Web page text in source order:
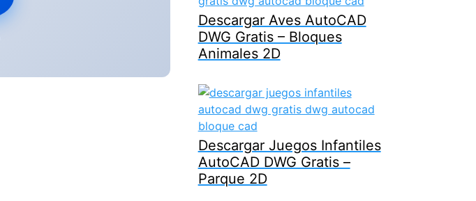
Descargar Aves AutoCAD
DWG Gratis – Bloques
Animales 2D
Descargar Juegos Infantiles
AutoCAD DWG Gratis –
Parque 2D